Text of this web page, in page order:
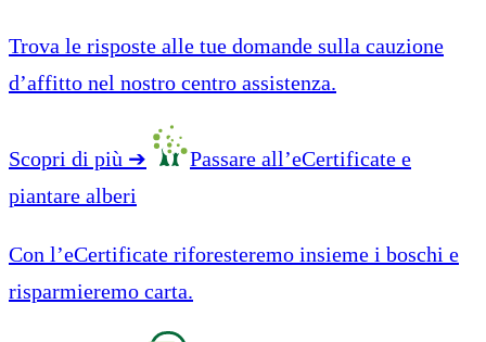
Trova le risposte alle tue domande sulla cauzione
d’affitto nel nostro centro assistenza.
Scopri di più ➔
Passare all’eCertificate e
piantare alberi
Con l’eCertificate riforesteremo insieme i boschi e
risparmieremo carta.